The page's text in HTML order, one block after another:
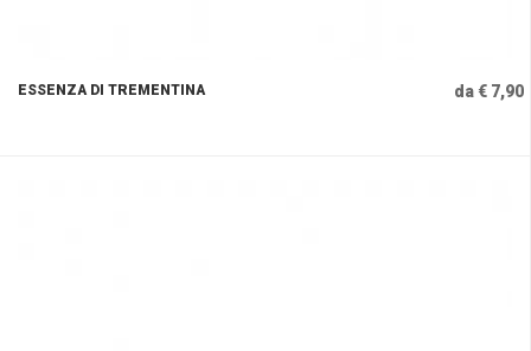
ESSENZA DI TREMENTINA da € 7,90